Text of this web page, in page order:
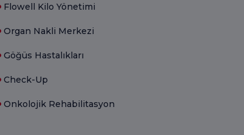
Flowell Kilo Yönetimi
Organ Nakli Merkezi
Göğüs Hastalıkları
Check-Up
Onkolojik Rehabilitasyon